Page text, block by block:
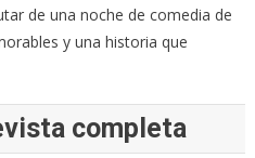
de una noche de comedia de
y una historia que
completa